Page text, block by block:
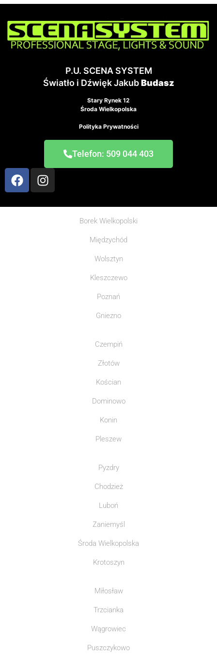
P.U. SCENA SYSTEM
Światło i Dźwięk JakubBudasz
Stary Rynek 12
Środa Wielkopolska
Polityka Prywatności
Telefon: 509 044 403
Borek Wielkopolski
Międzychód
Wolsztyn
Kleszczewo
Poznań
Gniezno
Czempiń
Złotów
Kościan
Dominowo
Konin
Pleszew
Pyzdry
Chodzież
Luboń
Zaniemyśl
Środa Wielkopolska
Krotoszyn
Miłosław
Trzcianka
Wągrowiec
Puszczykowo